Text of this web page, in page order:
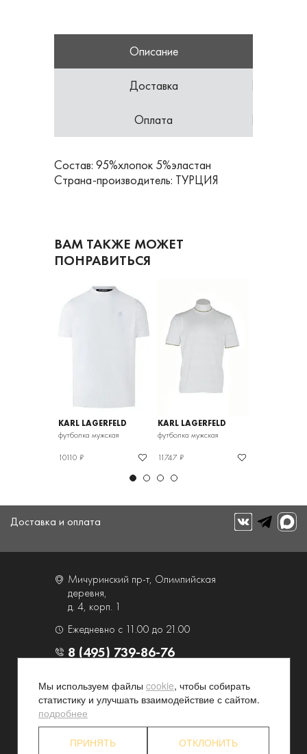
Описание
Доставка
Оплата
Состав: 95%хлопок 5%эластан
Страна-производитель: ТУРЦИЯ
ВАМ ТАКЖЕ МОЖЕТ
ПОНРАВИТЬСЯ
KARL LAGERFELD
футболка мужская
10110 ₽
KARL LAGERFELD
футболка мужская
11747 ₽
Доставка и оплата
Мичуринский пр-т, Олимпийская
деревня,
д. 4, корп. 1
Ежедневно с 11.00 до 21.00
8 (495) 739-86-76
О компании
Услуги
Контакты и схема проезда
Наши преимущества
Партнерские программы
Конфиденциальность
Мы используем файлы cookie, чтобы собирать
статистику и улучшать взаимодействие с сайтом.
подробнее
ПРИНЯТЬ ОТКЛОНИТЬ